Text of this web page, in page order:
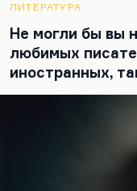
ЛИТЕРАТУРА
Не могли бы вы
любимых
иностранных,